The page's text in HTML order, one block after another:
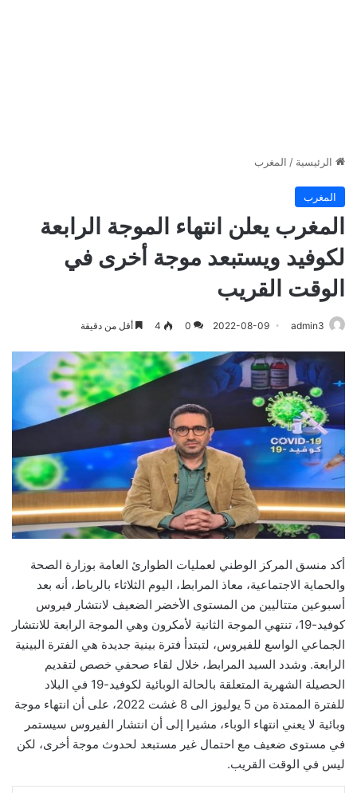
الرئيسية / المغرب
المغرب
المغرب يعلن انتهاء الموجة الرابعة
لكوفيد ويستبعد موجة أخرى في
الوقت القريب
admin3
2022-08-09
0
4 أقل من دقيقة
أكد منسق المركز الوطني لعمليات الطوارئ العامة بوزارة الصحة
والحماية الاجتماعية، معاذ المرابط، اليوم الثلاثاء بالرباط، أنه بعد
أسبوعين متتاليين من المستوى الأخضر الضعيف لانتشار فيروس
كوفيد-19، تنتهي الموجة الثانية لأمكرون وهي الموجة الرابعة للانتشار
الجماعي الواسع للفيروس، لتبتدأ فترة بينية جديدة هي الفترة البينية
الرابعة. وشدد السيد المرابط، خلال لقاء صحفي خصص لتقديم
الحصيلة الشهرية المتعلقة بالحالة الوبائية لكوفيد-19 في البلاد
للفترة الممتدة من 5 يوليوز الى 8 غشت 2022، على أن انتهاء موجة
وبائية لا يعني انتهاء الوباء، مشيرا إلى أن انتشار الفيروس سيستمر
في مستوى ضعيف مع احتمال غير مستبعد لحدوث موجة أخرى، لكن
ليس في الوقت القريب.